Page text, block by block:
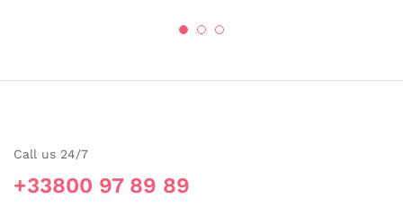
Call us 24/7
+33800 97 89 89